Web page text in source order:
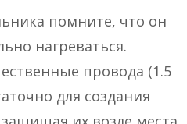
помните, что он
нагреваться.
провода (1.5
для создания